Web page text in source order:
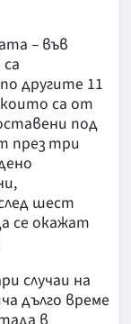
– във
другите 11
са от
под
през три
шест
се окажат
случаи на
дълго време